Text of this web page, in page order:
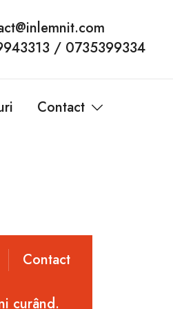
/ 0735399334
Contact
Contact
curând.